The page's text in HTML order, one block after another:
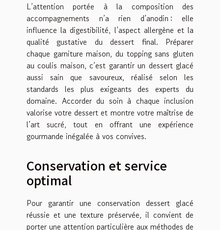
L’attention portée à la composition des
accompagnements n’a rien d’anodin : elle
influence la digestibilité, l’aspect allergène et la
qualité gustative du dessert final. Préparer
chaque garniture maison, du topping sans gluten
au coulis maison, c’est garantir un dessert glacé
aussi sain que savoureux, réalisé selon les
standards les plus exigeants des experts du
domaine. Accorder du soin à chaque inclusion
valorise votre dessert et montre votre maîtrise de
l’art sucré, tout en offrant une expérience
gourmande inégalée à vos convives.
Conservation et service
optimal
Pour garantir une conservation dessert glacé
réussie et une texture préservée, il convient de
porter une attention particulière aux méthodes de